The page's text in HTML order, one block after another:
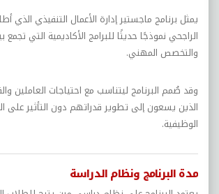
يمثل برنامج ماجستير إدارة الأعمال التنفيذي الذي
الراجحي نموذجًا حديثًا للبرامج الأكاديمية التي تجمع
والتخصص المهني.
وقد صُمم البرنامج ليتناسب مع احتياجات العاملين
الذين يسعون إلى تطوير قدراتهم دون التأثير على
الوظيفية.
مدة البرنامج ونظام الدراسة